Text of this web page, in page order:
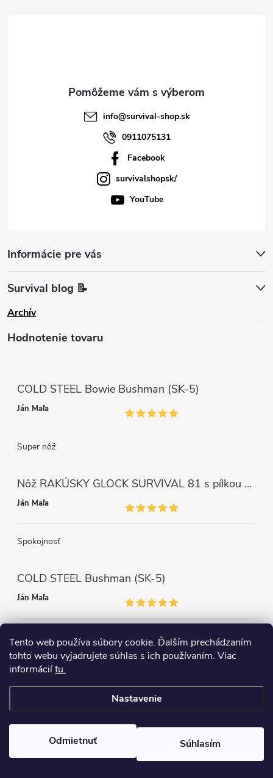
Tento web používa súbory cookie. Ďalším prechádzaním
tohto webu vyjadrujete súhlas s ich používaním. Viac
informáciítu.
Nastavenie
Odmietnuť Súhlasím
info@survival-shop.sk
0911075131
Facebook
survivalshopsk/
YouTube
Informácie pre vás
Survival blog 📝
Archív
Hodnotenie tovaru
COLD STEEL Bowie Bushman (SK-5)
Ján Maľa
Super nôž
Nôž RAKÚSKY GLOCK SURVIVAL 81 s pílkou ZELENÝ
Ján Maľa
Spokojnosť
COLD STEEL Bushman (SK-5)
Ján Maľa
Môžem len povedať super,super a super nôž
survival-shop. Všetky práva vyhradené.